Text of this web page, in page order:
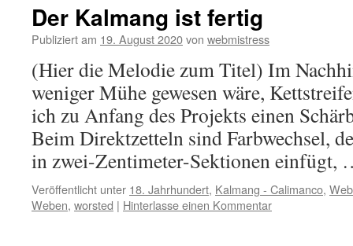
Der Kalmang ist fertig
Publiziert am 19. August 2020von webmistress
(Hier die Melodie zum Titel) Im
weniger Mühe gewesen wäre,
ich zu Anfang des Projekts einen
Beim Direktzetteln sind Farbwechsel,
in zwei-Zentimeter-Sektionen
Veröffentlicht unter 18. Jahrhundert, Kalmang - Calimanco,
Weben, worsted | Hinterlasse einen Kommentar